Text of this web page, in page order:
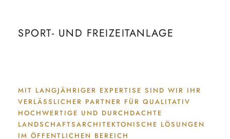
SPORT- UND FREIZEITANLAGE
MIT LANGJÄHRIGER EXPERTISE SIND WIR IHR
VERLÄSSLICHER PARTNER FÜR QUALITATIV
HOCHWERTIGE UND DURCHDACHTE
LANDSCHAFTSARCHITEKTONISCHE LÖSUNGEN
IM ÖFFENTLICHEN BEREICH